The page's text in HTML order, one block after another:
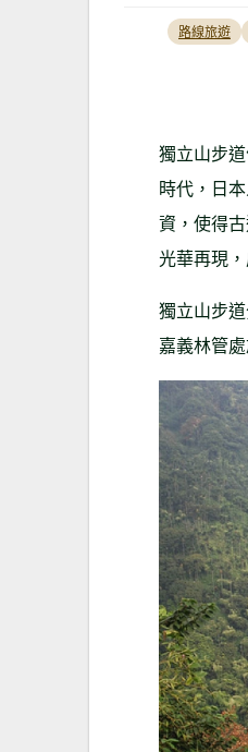
路線旅遊
獨立山步
時代，日
資，使得
光華再現
獨立山步
嘉義林管